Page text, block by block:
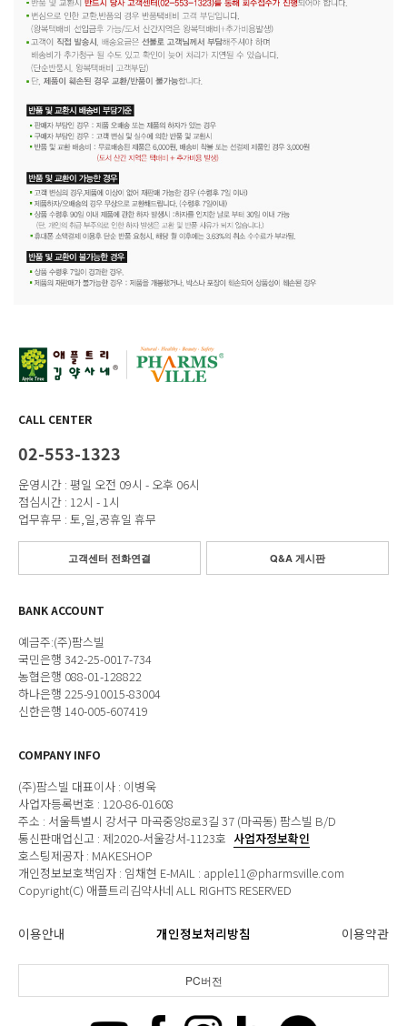
CALL CENTER
02-553-1323
운영시간 : 평일 오전 09시 - 오후 06시
점심시간 : 12시 - 1시
업무휴무 : 토,일,공휴일 휴무
고객센터 전화연결 Q&A 게시판
BANK ACCOUNT
예금주:(주)팜스빌
국민은행 342-25-0017-734
농협은행 088-01-128822
하나은행 225-910015-83004
신한은행 140-005-607419
COMPANY INFO
(주)팜스빌 대표이사 : 이병욱
사업자등록번호 : 120-86-01608
주소 : 서울특별시 강서구 마곡중앙8로3길 37 (마곡동) 팜스빌 B/D
통신판매업신고 : 제2020-서울강서-1123호 사업자정보확인
호스팅제공자 : MAKESHOP
개인정보보호책임자 : 임채현 E-MAIL : apple11@pharmsville.com
Copyright(C) 애플트리김약사네 ALL RIGHTS RESERVED
이용안내 개인정보처리방침 이용약관
PC버전